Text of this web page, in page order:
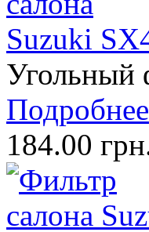
Угольный
Подробнее
184.00